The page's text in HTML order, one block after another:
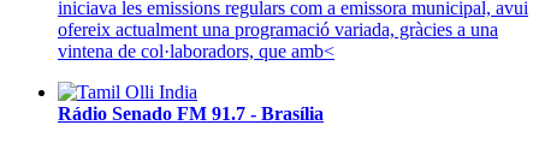
iniciava les emissions regulars com a emissora municipal, avui
ofereix actualment una programació variada, gràcies a una
vintena de col·laboradors, que amb<
Rádio Senado FM 91.7 - Brasília